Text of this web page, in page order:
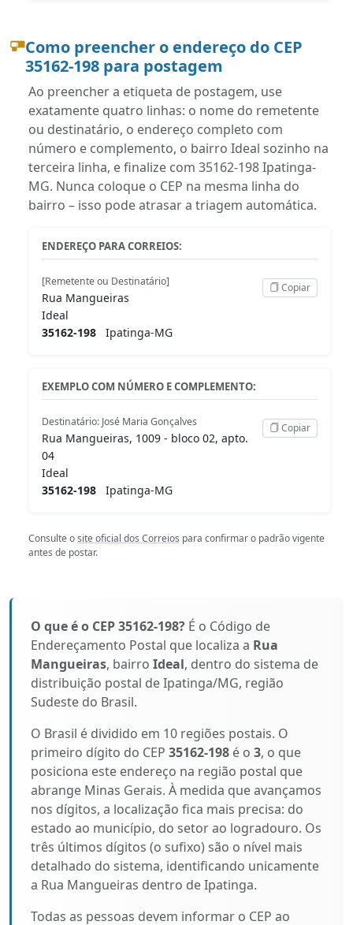
Como preencher o endereço do CEP
35162-198 para postagem
Ao preencher a etiqueta de postagem, use
exatamente quatro linhas: o nome do remetente
ou destinatário, o endereço completo com
número e complemento, o bairro Ideal sozinho na
terceira linha, e finalize com 35162-198 Ipatinga-
MG. Nunca coloque o CEP na mesma linha do
bairro – isso pode atrasar a triagem automática.
ENDEREÇO PARA CORREIOS:
[Remetente ou Destinatário]
Rua Mangueiras
Ideal
35162-198 Ipatinga-MG
Copiar
EXEMPLO COM NÚMERO E COMPLEMENTO:
Destinatário: José Maria Gonçalves
Rua Mangueiras, 1009 - bloco 02, apto.
04
Ideal
35162-198 Ipatinga-MG
Copiar
Consulte osite oficial dos Correios para confirmar o padrão vigente
antes de postar.
O que é o CEP 35162-198? É o Código de
Endereçamento Postal que localiza a Rua
Mangueiras, bairro Ideal, dentro do sistema de
distribuição postal de Ipatinga/MG, região
Sudeste do Brasil.
O Brasil é dividido em 10 regiões postais. O
primeiro dígito do CEP 35162-198 é o 3, o que
posiciona este endereço na região postal que
abrange Minas Gerais. À medida que avançamos
nos dígitos, a localização fica mais precisa: do
estado ao município, do setor ao logradouro. Os
três últimos dígitos (o sufixo) são o nível mais
detalhado do sistema, identificando unicamente
a Rua Mangueiras dentro de Ipatinga.
Todas as pessoas devem informar o CEP ao